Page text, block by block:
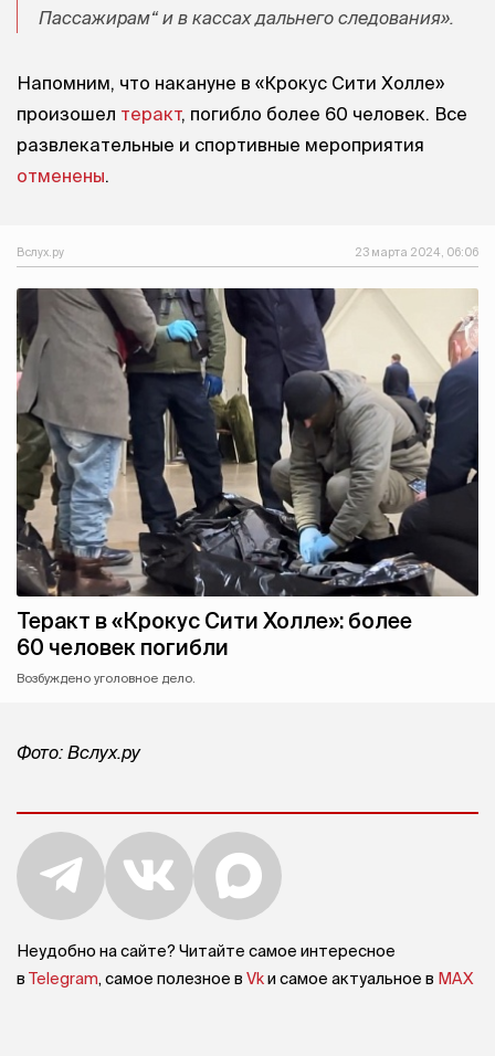
Пассажирам“ и в кассах дальнего следования».
Напомним, что накануне в «Крокус Сити Холле»
произошел теракт, погибло более 60 человек. Все
развлекательные и спортивные мероприятия
отменены.
Вслух.ру 23 марта 2024, 06:06
Теракт в «Крокус Сити Холле»: более
60 человек погибли
Возбуждено уголовное дело.
Фото: Вслух.ру
Неудобно на сайте? Читайте самое интересное
в Telegram, самое полезное в Vkи самое актуальное в MAX